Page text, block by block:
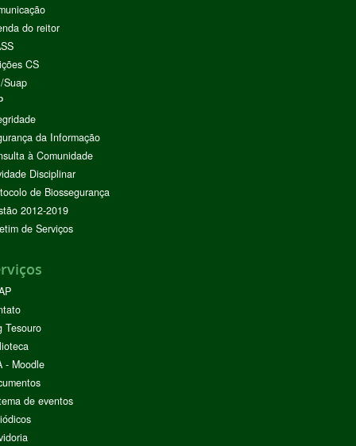
do reitor
CS
Suap
da Informação
à Comunidade
Disciplinar
de Biossegurança
2012-2019
de Serviços
Tesouro
- Moodle
de eventos